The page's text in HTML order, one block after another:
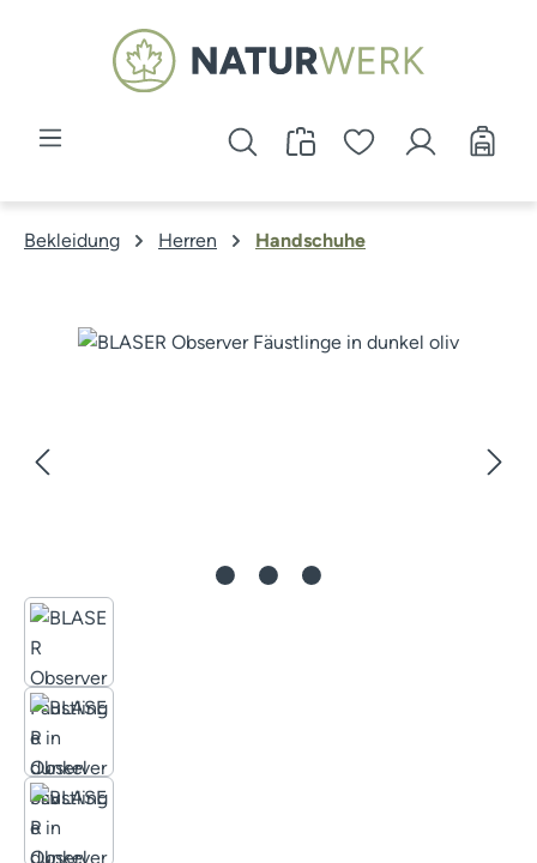
Zum Hauptinhalt springen
Bekleidung Herren Handschuhe
Bildergalerie überspringen